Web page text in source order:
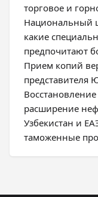
торговое и
Национальный
какие
предпочитают
Прием копий
представителя
расширение
Узбекистан и
таможенные